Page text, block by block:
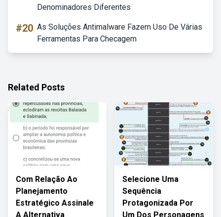
Denominadores Diferentes
#20 As Soluções Antimalware Fazem Uso De Várias
Ferramentas Para Checagem
Related Posts
Com Relação Ao
Planejamento
Estratégico Assinale
A Alternativa
Selecione Uma
Sequência
Protagonizada Por
Um Dos Personagens